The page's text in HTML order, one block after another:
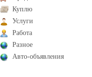
Куплю
Услуги
Работа
Разное
Авто-объявления